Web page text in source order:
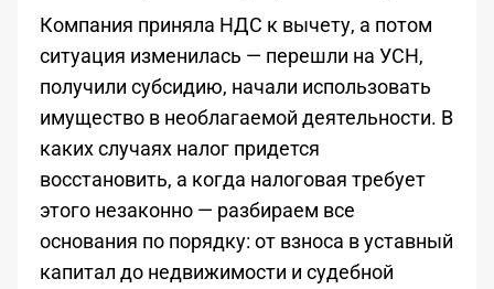
Компания приняла НДС к вычету, а потом
ситуация изменилась — перешли на УСН,
получили субсидию, начали использовать
имущество в необлагаемой деятельности. В
каких случаях налог придется
восстановить, а когда налоговая требует
этого незаконно — разбираем все
основания по порядку: от взноса в уставный
капитал до недвижимости и судебной